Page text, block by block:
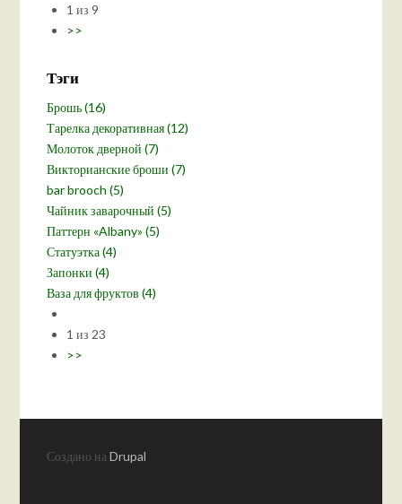
1 из 9
>>
Тэги
Брошь (16)
Тарелка декоративная (12)
Молоток дверной (7)
Викторианские броши (7)
bar brooch (5)
Чайник заварочный (5)
Паттерн «Albany» (5)
Статуэтка (4)
Запонки (4)
Ваза для фруктов (4)
1 из 23
>>
Создано наDrupal